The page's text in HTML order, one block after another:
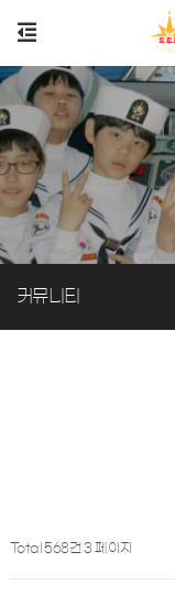
커뮤니티
Total 568건 3 페이지